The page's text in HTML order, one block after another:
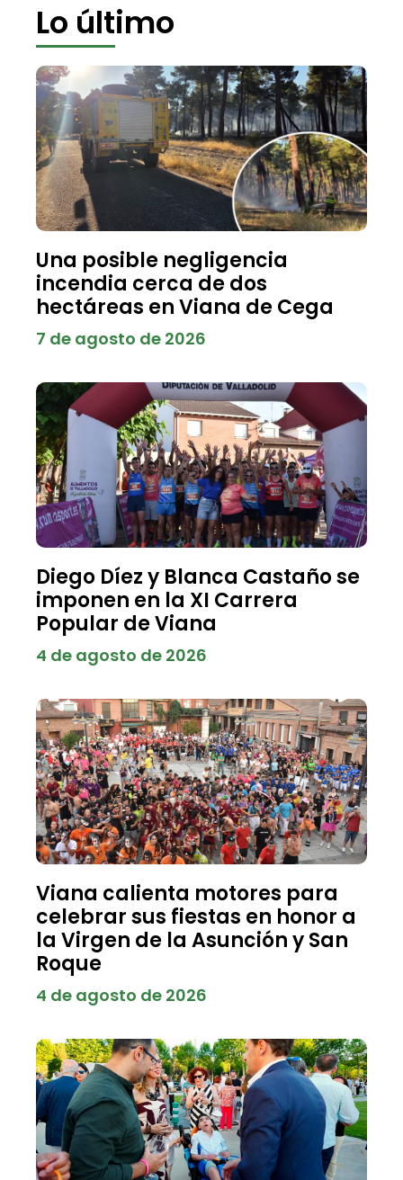
Lo último
Una posible negligencia
incendia cerca de dos
hectáreas en Viana de Cega
7 de agosto de 2026
Diego Díez y Blanca Castaño se
imponen en la XI Carrera
Popular de Viana
4 de agosto de 2026
Viana calienta motores para
celebrar sus fiestas en honor a
la Virgen de la Asunción y San
Roque
4 de agosto de 2026